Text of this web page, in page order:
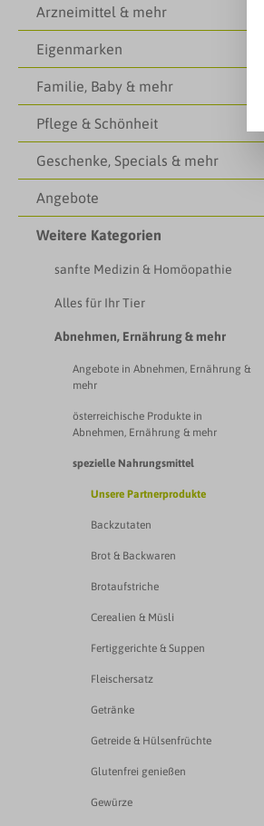
Arzneimittel & mehr
Eigenmarken
Familie, Baby & mehr
Pflege & Schönheit
Geschenke, Specials & mehr
Angebote
Weitere Kategorien
sanfte Medizin & Homöopathie
Alles für Ihr Tier
Abnehmen, Ernährung & mehr
Angebote in Abnehmen, Ernährung &
mehr
österreichische Produkte in
Abnehmen, Ernährung & mehr
spezielle Nahrungsmittel
Unsere Partnerprodukte
Backzutaten
Brot & Backwaren
Brotaufstriche
Cerealien & Müsli
Fertiggerichte & Suppen
Fleischersatz
Getränke
Getreide & Hülsenfrüchte
Glutenfrei genießen
Gewürze